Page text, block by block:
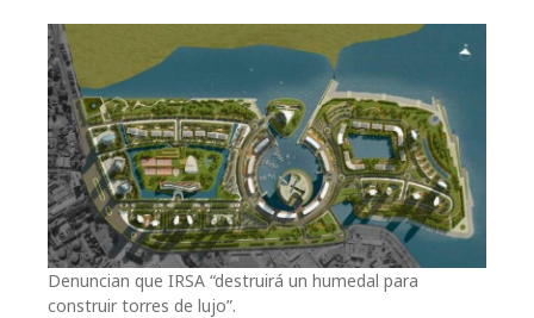
Denuncian que IRSA “destruirá un humedal para
construir torres de lujo”.